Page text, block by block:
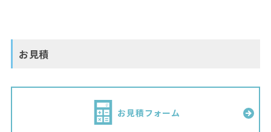
お見積
お見積フォーム